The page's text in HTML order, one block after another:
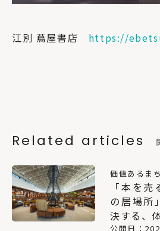
江別 蔦屋書店 https://
Related articles
価値あるま
「本を
の居場所
決する、
公開日：